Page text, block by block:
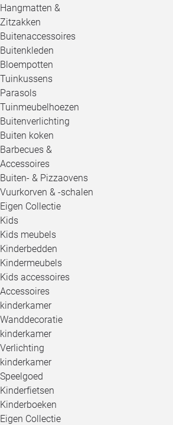
Hangmatten &
Zitzakken
Buitenaccessoires
Buitenkleden
Bloempotten
Tuinkussens
Parasols
Tuinmeubelhoezen
Buitenverlichting
Buiten koken
Barbecues &
Accessoires
Buiten- & Pizzaovens
Vuurkorven & -schalen
Eigen Collectie
Kids
Kids meubels
Kinderbedden
Kindermeubels
Kids accessoires
Accessoires
kinderkamer
Wanddecoratie
kinderkamer
Verlichting
kinderkamer
Speelgoed
Kinderfietsen
Kinderboeken
Eigen Collectie